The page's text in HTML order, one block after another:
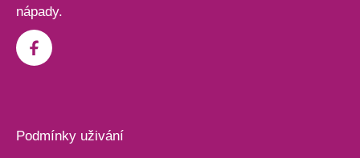
nápady.
Podmínky uživání